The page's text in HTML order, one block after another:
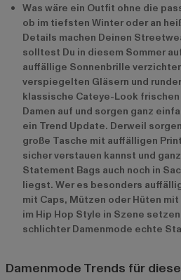
Was wäre ein Outfit ohne die
ob im tiefsten Winter oder an
Details machen Deinen
solltest Du in diesem Sommer
auffällige Sonnenbrille
verspiegelten Gläsern und
klassische Cateye-Look
Damen auf und sorgen ganz
ein Trend Update. Derweil
große Tasche mit auffälligen
sicher verstauen kannst und
Statement Bags auch noch in
liegst. Wer es besonders
mit Caps, Mützen oder Hüten
im Hip Hop Style in Szene
schlichter Damenmode echte
Damenmode Trends für